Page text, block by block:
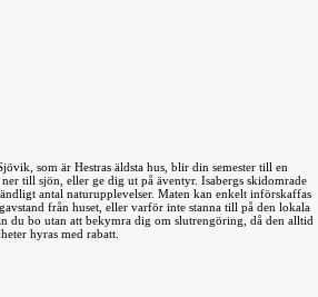
som är Hestras äldsta hus, blir din semester till en
till sjön, eller ge dig ut på äventyr. Isabergs skidomrade
antal naturupplevelser. Maten kan enkelt införskaffas
från huset, eller varför inte stanna till på den lokala
du bo utan att bekymra dig om slutrengöring, då den alltid
hyras med rabatt.